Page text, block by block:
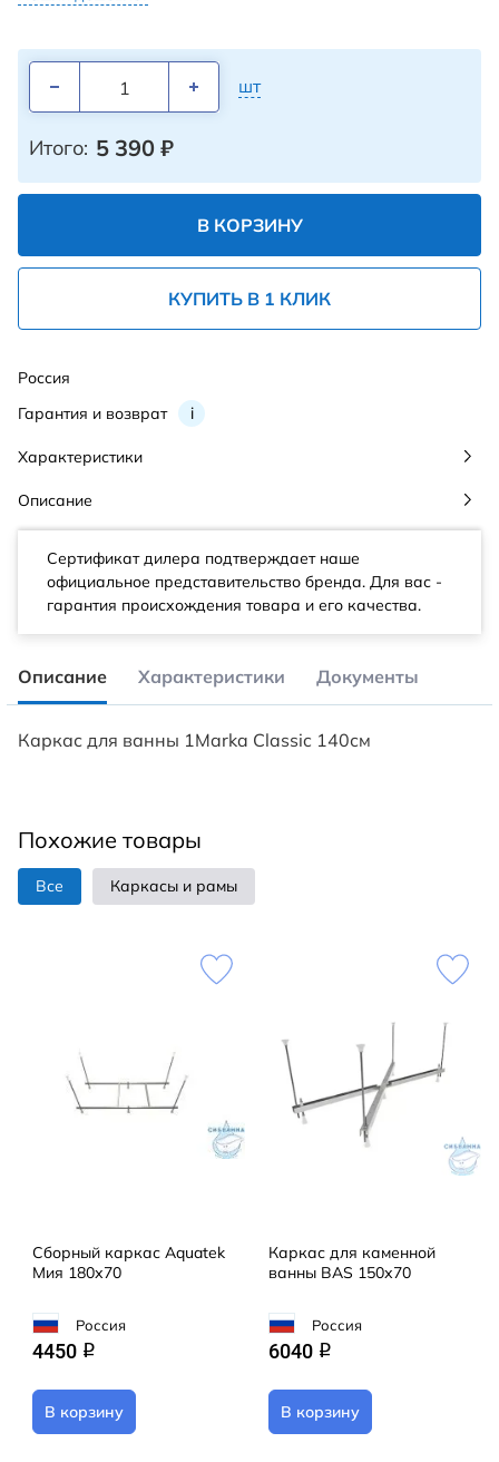
шт
Итого: 5 390 ₽
В КОРЗИНУ
КУПИТЬ В 1 КЛИК
Гарантия и возврат i
Россия
Характеристики
Описание
Сертификат дилера подтверждает наше
официальное представительство бренда. Для вас -
гарантия происхождения товара и его качества.
Описание Характеристики Документы
Каркас для ванны 1Marka Classic 140см
Похожие товары
Все Каркасы и рамы
Сборный каркас Aquatek
Мия 180х70
Россия
4450 q
В корзину
Каркас для каменной
ванны BAS 150х70
Россия
6040 q
В корзину